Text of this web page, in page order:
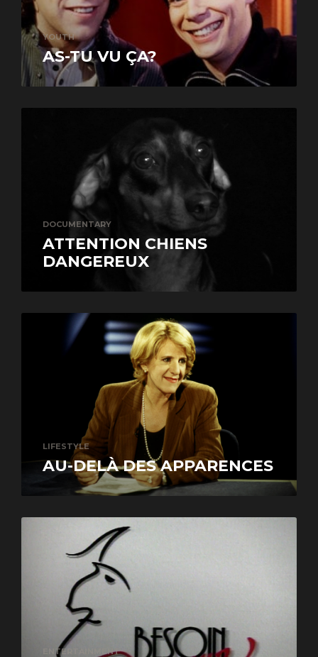
YOUTH
AS-TU VU ÇA?
DOCUMENTARY
ATTENTION CHIENS
DANGEREUX
LIFESTYLE
AU-DELÀ DES APPARENCES
ENTERTAINMENT